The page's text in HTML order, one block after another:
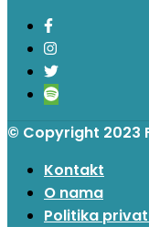
© Copyright 2023
Kontakt
O nama
Politika